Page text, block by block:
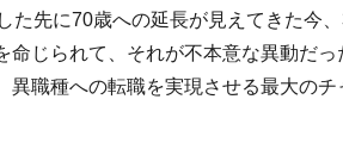
た先に70歳への延長が見えてきた今
命じられて、それが不本意な異動だ
異職種への転職を実現させる最大の